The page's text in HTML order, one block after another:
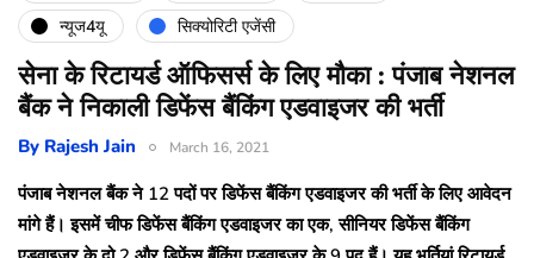
न्यूज4यू
सिक्योरिटी एजेंसी
सेना के रिटायर्ड ऑफिसर्स के लिए मौका : पंजाब नेशनल
बैंक ने निकाली डिफेंस बैंकिंग एडवाइजर की भर्ती
By Rajesh Jain March 16, 2021
पंजाब नेशनल बैंक ने 12 पदों पर डिफेंस बैंकिंग एडवाइजर की भर्ती के लिए आवेदन
मांगे हैं। इसमें चीफ डिफेंस बैंकिंग एडवाइजर का एक, सीनियर डिफेंस बैंकिंग